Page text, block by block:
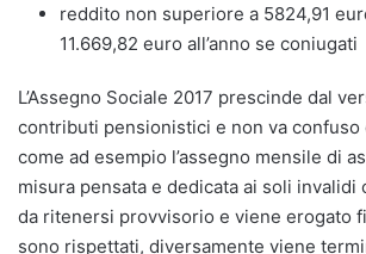
reddito non superiore a 5824,91
11.669,82 euro all’anno se coniugati
L’Assegno Sociale 2017 prescinde dal
contributi pensionistici e non va confuso
come ad esempio l’assegno mensile di
misura pensata e dedicata ai soli invalidi
da ritenersi provvisorio e viene erogato
sono rispettati, diversamente viene